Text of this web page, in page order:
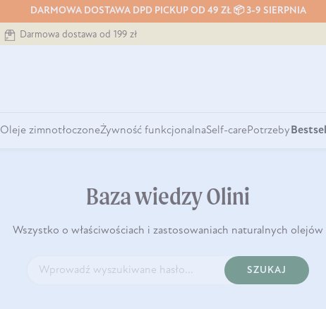
DARMOWA DOSTAWA DPD PICKUP OD 49 ZŁ 📦 3-9 SIERPNIA
Darmowa dostawa od 199 zł
Oleje zimnotłoczoneŻywność funkcjonalnaSelf-carePotrzeby
Baza wiedzy Olini
Wszystko o właściwościach i zastosowaniach naturalnych olejów
SZUKAJ